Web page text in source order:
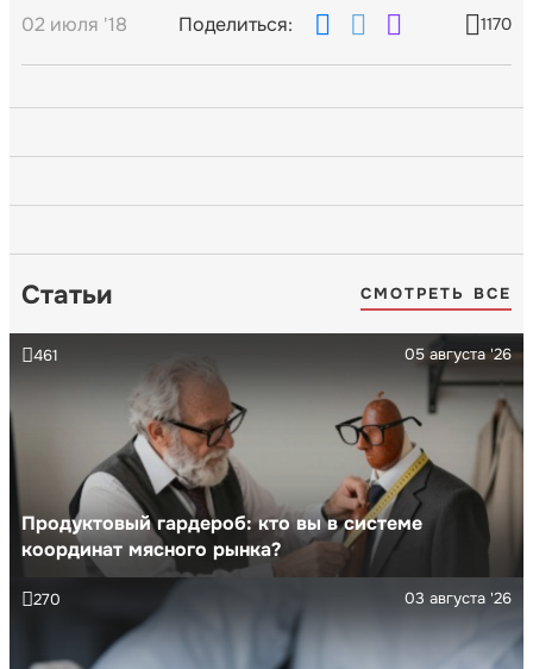
02 июля '18 Поделиться: 1170
Статьи СМОТРЕТЬ ВСЕ
Продуктовый гардероб: кто вы в системе
координат мясного рынка?
05 августа '26
461
03 августа '26
270